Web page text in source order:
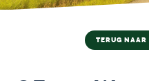
TERUG